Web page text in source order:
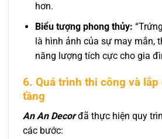
hơn.
Biểu tượng phong thủy:
là hình ảnh của sự may mắn,
năng lượng tích cực cho gia
6. Quá trình thi công và
tầng
An An Decorđã thực hiện quy
các bước: